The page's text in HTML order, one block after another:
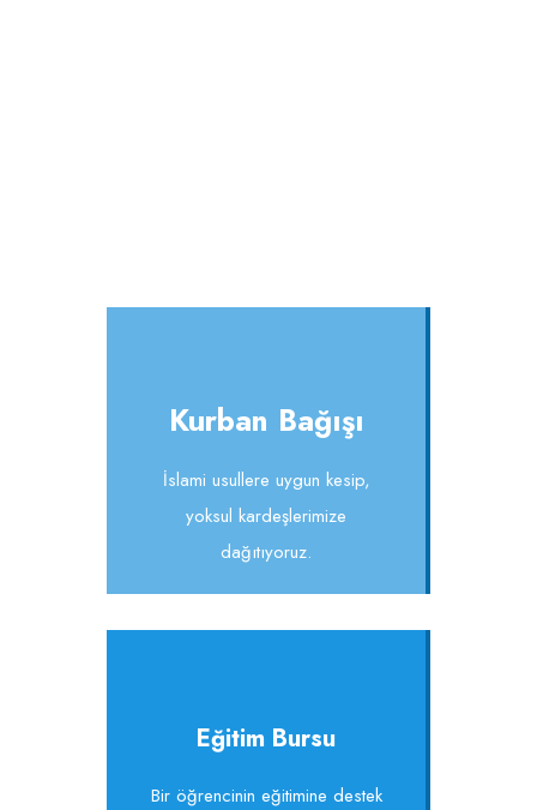
Kurban Bağışı
İslami usullere uygun kesip,
yoksul kardeşlerimize
dağıtıyoruz.
Eğitim Bursu
Bir öğrencinin eğitimine destek